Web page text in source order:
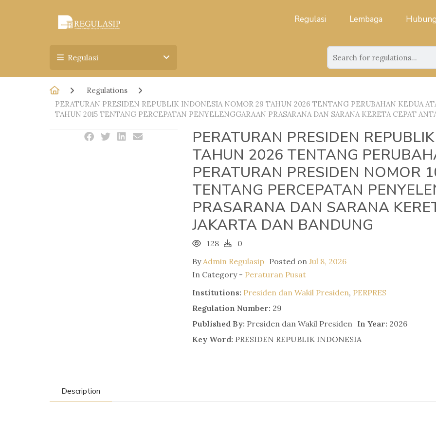
Regulasi Lembaga
Regulasi
Regulations
PERATURAN PRESIDEN REPUBLIK INDONESIA NOMOR 29 TAHUN 2026 TENTANG PERUBAHAN KEDUA
TAHUN 2015 TENTANG PERCEPATAN PENYELENGGARAAN PRASARANA DAN SARANA KERETA CEPAT
PERATURAN PRESIDEN
TAHUN 2026 TENTANG
PERATURAN PRESIDEN NOMOR
TENTANG PERCEPATAN
PRASARANA DAN SARANA
JAKARTA DAN BANDUNG
128
0
ByAdmin Regulasip Posted on Jul 8, 2026
In Category - Peraturan Pusat
Institutions: Presiden dan Wakil Presiden, PERPRES
Regulation Number: 29
Published By: Presiden dan Wakil Presiden In Year: 2026
Key Word: PRESIDEN REPUBLIK INDONESIA
Description